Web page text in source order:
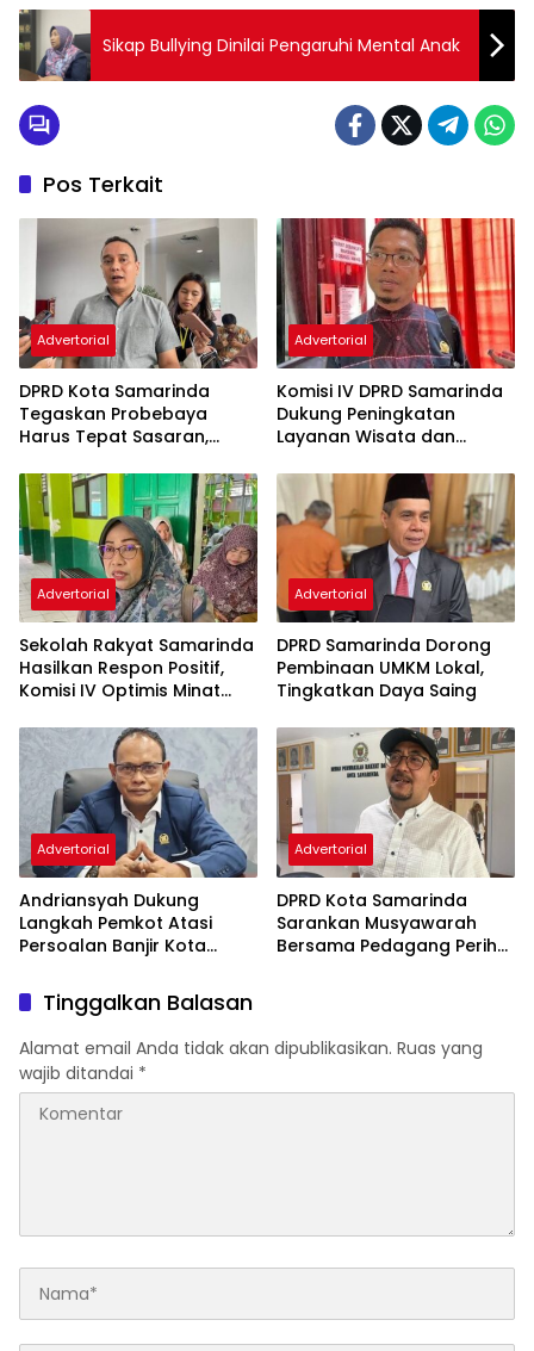
Sikap Bullying Dinilai Pengaruhi Mental Anak
Pos Terkait
Advertorial
DPRD Kota Samarinda
Tegaskan Probebaya
Harus Tepat Sasaran,
Semata
Advertorial
Komisi IV DPRD Samarinda
Dukung Peningkatan
Layanan Wisata dan
Advertorial
Sekolah Rakyat Samarinda
Hasilkan Respon Positif,
Komisi IV Optimis Minat
Advertorial
DPRD Samarinda Dorong
Pembinaan UMKM Lokal,
Tingkatkan Daya Saing
Advertorial
Andriansyah Dukung
Langkah Pemkot Atasi
Persoalan Banjir Kota
Advertorial
DPRD Kota Samarinda
Sarankan Musyawarah
Bersama Pedagang Perihal
Tinggalkan Balasan
Alamat email Anda tidak akan dipublikasikan. Ruas yang
wajib ditandai *